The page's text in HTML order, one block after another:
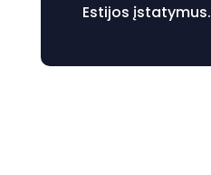
Estijos įstatymus.